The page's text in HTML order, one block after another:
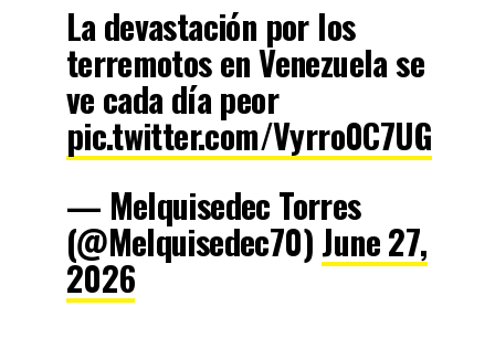
La devastación por los
terremotos en Venezuela se
ve cada día peor
pic.twitter.com/Vyrro0C7UG
— Melquisedec Torres
(@Melquisedec70) June 27,
2026